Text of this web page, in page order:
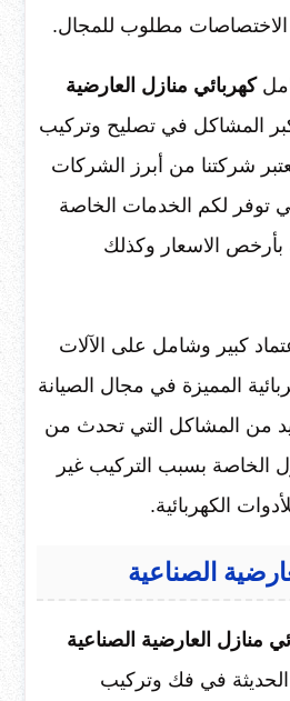
الاختصاصات مطلوب للمجال.
كهربائي منازل العارضية
المشاكل في تصليح وتركيب
شركتنا من أبرز الشركات
توفر لكم الخدمات الخاصة
بأرخص الاسعار وكذلك
كبير وشامل على الآلات
المميزة في مجال الصيانة
من المشاكل التي تحدث من
الخاصة بسبب التركيب غير
الكهربائية.
الصناعية
منازل العارضية الصناعية
الحديثة في فك وتركيب